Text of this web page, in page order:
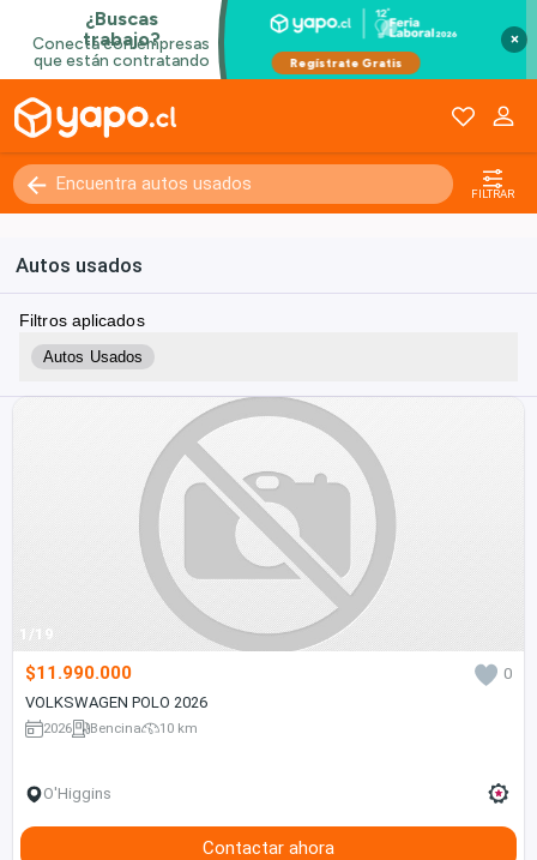
×
FILTRAR
Autos usados
Filtros aplicados
Autos Usados
1/19
$11.990.000
0
VOLKSWAGEN POLO 2026
2026 Bencina 10 km
O'Higgins
Contactar ahora